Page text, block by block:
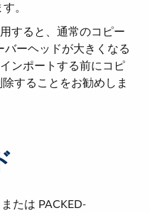
。
すると、通常のコピー
ーヘッドが大きくなる
ンポートする前にコピ
することをお勧めしま
たは PACKED-